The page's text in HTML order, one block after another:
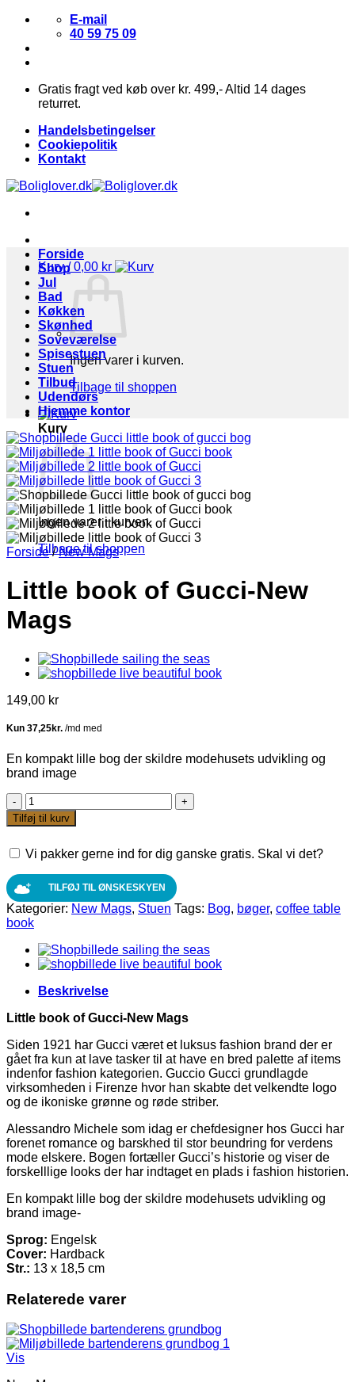
Fortsæt
indhold
E-mail
40 59 75 09
Gratis fragt ved køb over kr. 499,- Altid 14 dages
returret.
Handelsbetingelser
Cookiepolitik
Kontakt
Kurv /0,00 kr
Ingen varer i kurven.
Tilbage til shoppen
Kurv
Ingen varer i kurven.
Tilbage til shoppen
Forside
Shop
Jul
Bad
Køkken
Skønhed
Soveværelse
Spisestuen
Stuen
Tilbud
Udendørs
Hjemme kontor
Forside / New Mags
Little book of Gucci-New
Mags
149,00 kr
En kompakt lille bog der skildre modehusets udvikling og
brand image
Little
book
of
New
antal
Tilføj til kurv
Vi pakker gerne ind for dig ganske gratis. Skal vi det?
TILFØJ TIL ØNSKESKYEN
Kategorier: New Mags, Stuen Tags: Bog, bøger, coffee table
book
Beskrivelse
Little book of Gucci-New Mags
Siden 1921 har Gucci været et luksus fashion brand der er
gået fra kun at lave tasker til at have en bred palette af items
indenfor fashion kategorien. Guccio Gucci grundlagde
virksomheden i Firenze hvor han skabte det velkendte logo
og de ikoniske grønne og røde striber.
Alessandro Michele som idag er chefdesigner hos Gucci har
forenet romance og barskhed til stor beundring for verdens
mode elskere. Bogen fortæller Gucci’s historie og viser de
forskelllige looks der har indtaget en plads i fashion historien.
En kompakt lille bog der skildre modehusets udvikling og
brand image-
Sprog: Engelsk
Cover: Hardback
Str.: 13 x 18,5 cm
Relaterede varer
Vis